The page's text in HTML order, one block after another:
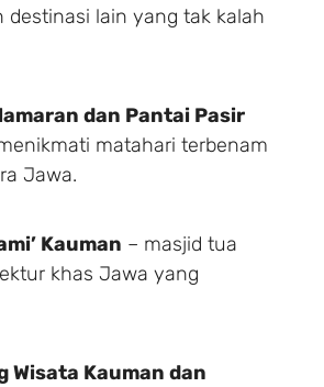
destinasi lain yang tak kalah
dan Pantai Pasir
matahari terbenam
Jawa.
Kauman – masjid tua
khas Jawa yang
Wisata Kauman dan